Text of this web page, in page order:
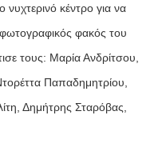
κέντρο για να
φωτογραφικός φακός του
τους: Μαρία Ανδρίτσου,
Παπαδημητρίου,
Δημήτρης Σταρόβας,